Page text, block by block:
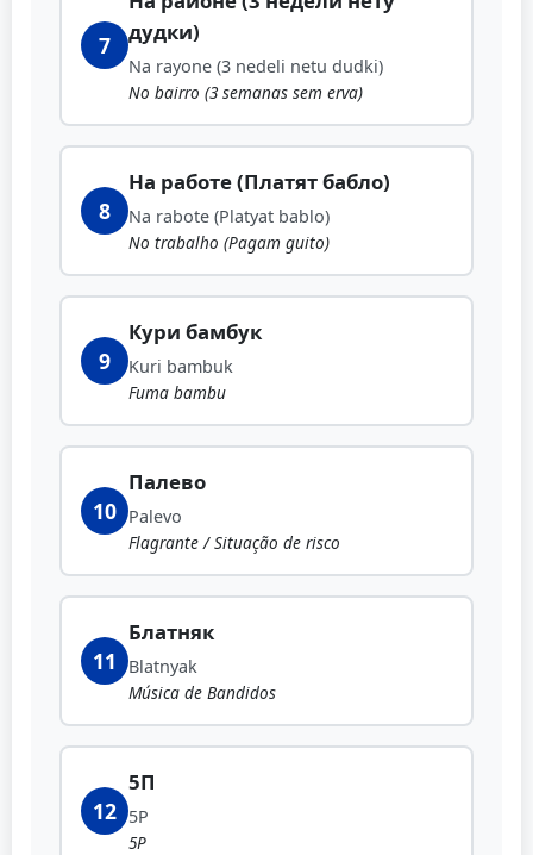
7
дудки)
Na rayone (3 nedeli netu dudki)
No bairro (3 semanas sem erva)
8
На работе (Платят бабло)
Na rabote (Platyat bablo)
No trabalho (Pagam guito)
9
Кури бамбук
Kuri bambuk
Fuma bambu
10
Палево
Palevo
Flagrante / Situação de risco
11
Блатняк
Blatnyak
Música de Bandidos
12
5П
5P
5P